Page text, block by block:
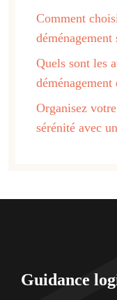
Comment
Quels sont les
déménagement
Organisez
sérénité avec
Guidance